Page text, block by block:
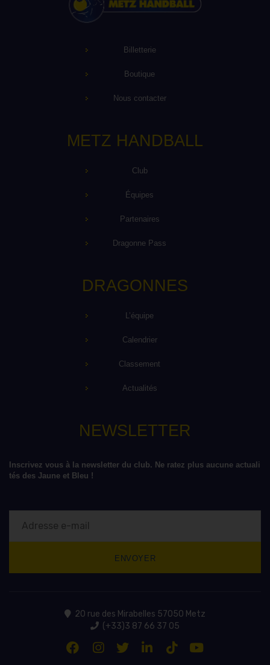
Billetterie
Boutique
Nous contacter
METZ HANDBALL
Club
Équipes
Partenaires
Dragonne Pass
DRAGONNES
L’équipe
Calendrier
Classement
Actualités
NEWSLETTER
Inscrivez vous à la newsletter du club. Ne ratez plus aucune actuali
tés des Jaune et Bleu !
20 rue des Mirabelles 57050 Metz
(+33)3 87 66 37 05